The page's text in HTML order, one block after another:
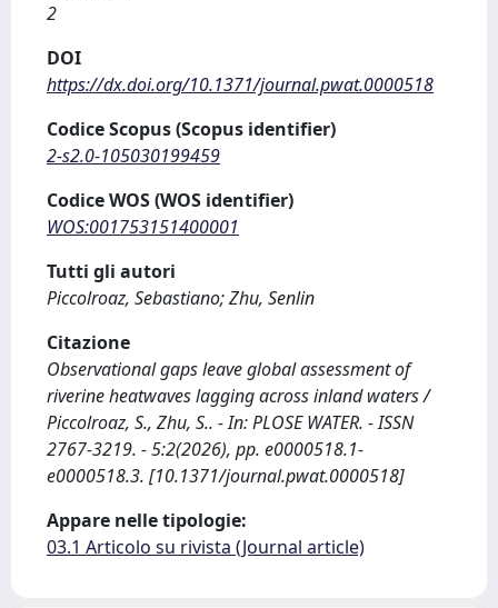
2
DOI
https://dx.doi.org/10.1371/journal.pwat.0000518
Codice Scopus (Scopus identifier)
2-s2.0-105030199459
Codice WOS (WOS identifier)
WOS:001753151400001
Tutti gli autori
Piccolroaz, Sebastiano; Zhu, Senlin
Citazione
Observational gaps leave global assessment of
riverine heatwaves lagging across inland waters /
Piccolroaz, S., Zhu, S.. - In: PLOSE WATER. - ISSN
2767-3219. - 5:2(2026), pp. e0000518.1-
e0000518.3. [10.1371/journal.pwat.0000518]
Appare nelle tipologie:
03.1 Articolo su rivista (Journal article)